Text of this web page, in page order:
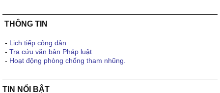
THÔNG TIN
- Lịch tiếp công dân
- Tra cứu văn bản Pháp luật
- Hoạt động phòng chống tham nhũng.
TIN NỔI BẬT